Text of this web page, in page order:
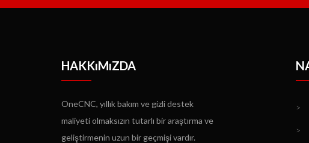
HAKKıMıZDA
OneCNC, yıllık bakım ve gizli destek
maliyeti olmaksızın tutarlı bir araştırma ve
geliştirmenin uzun bir geçmişi vardır.
>
>